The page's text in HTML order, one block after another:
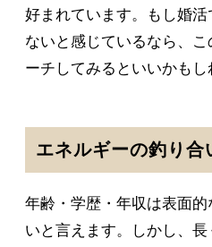
好まれています。もし婚
ないと感じているなら、
ーチしてみるといいかもし
エネルギーの釣り合
年齢・学歴・年収は表面
いと言えます。しかし、